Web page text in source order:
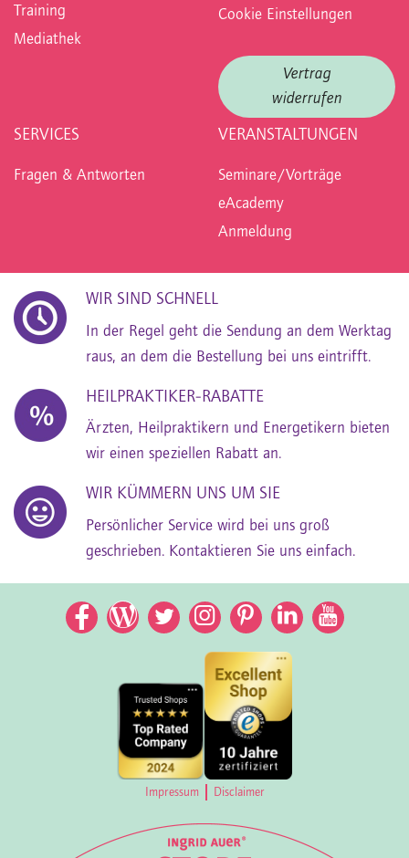
Training
Mediathek
Cookie Einstellungen
Vertrag
widerrufen
SERVICES
Fragen & Antworten
VERANSTALTUNGEN
Seminare/Vorträge
eAcademy
Anmeldung
WIR SIND SCHNELL
In der Regel geht die Sendung an dem Werktag
raus, an dem die Bestellung bei uns eintrifft.
HEILPRAKTIKER-RABATTE
Ärzten, Heilpraktikern und Energetikern bieten
wir einen speziellen Rabatt an.
WIR KÜMMERN UNS UM SIE
Persönlicher Service wird bei uns groß
geschrieben. Kontaktieren Sie uns einfach.
Facebook
Facebook
TwitterInstagram
Pinterest
LinkedIn
Impressum Disclaimer